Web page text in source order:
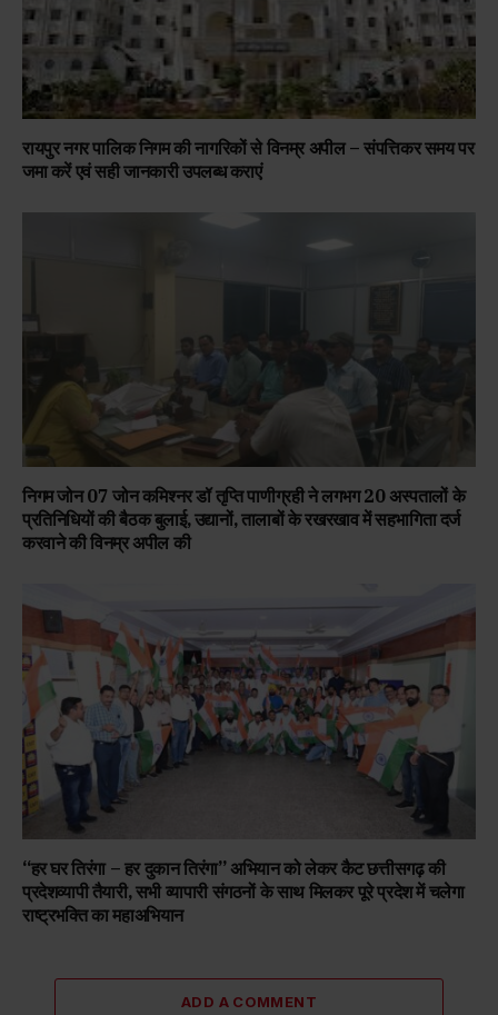
रायपुर नगर पालिक निगम की नागरिकों से विनम्र अपील – संपत्तिकर समय पर
जमा करें एवं सही जानकारी उपलब्ध कराएं
निगम जोन 07 जोन कमिश्नर डॉ तृप्ति पाणीग्रही ने लगभग 20 अस्पतालों के
प्रतिनिधियों की बैठक बुलाई, उद्यानों, तालाबों के रखरखाव में सहभागिता दर्ज
करवाने की विनम्र अपील की
“हर घर तिरंगा – हर दुकान तिरंगा” अभियान को लेकर कैट छत्तीसगढ़ की
प्रदेशव्यापी तैयारी, सभी व्यापारी संगठनों के साथ मिलकर पूरे प्रदेश में चलेगा
राष्ट्रभक्ति का महाअभियान
ADD A COMMENT